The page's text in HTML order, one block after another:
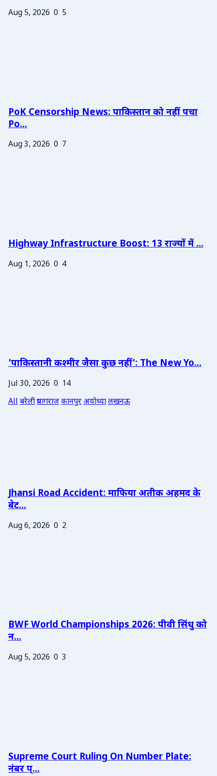
Aug 5, 2026 0 5
PoK Censorship News: पाकिस्तान को नहीं पचा
Po...
Aug 3, 2026 0 7
Highway Infrastructure Boost: 13 राज्यों में ...
Aug 1, 2026 0 4
'पाकिस्तानी कश्मीर जैसा कुछ नहीं': The New Yo...
Jul 30, 2026 0 14
Allबरेलीप्रयागराजकानपुरअयोध्यालखनऊ
Jhansi Road Accident: माफिया अतीक अहमद के
बेट...
Aug 6, 2026 0 2
BWF World Championships 2026: पीवी सिंधु को
न...
Aug 5, 2026 0 3
Supreme Court Ruling On Number Plate:
नंबर प्...